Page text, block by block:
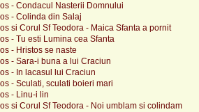
- Condacul Nasterii Domnului
- Colinda din Salaj
si Corul Sf Teodora - Maica Sfanta a pornit
- Tu esti Lumina cea Sfanta
- Hristos se naste
- Sara-i buna a lui Craciun
- In lacasul lui Craciun
- Sculati, sculati boieri mari
- Linu-i lin
si Corul Sf Teodora - Noi umblam si colindam